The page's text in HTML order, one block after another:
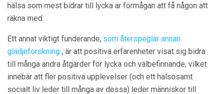
hälsa som mest bidrar till lycka är förmågan att få någon att
räkna med.
Ett annat viktigt funderande, som återspeglar annan
glädjeforskning , är att positiva erfarenheter visat sig bidra
till många andra åtgärder för lycka och välbefinnande, vilket
innebär att fler positiva upplevelser (och ett hälsosamt
socialt liv leder till många av dessa) leder människor till